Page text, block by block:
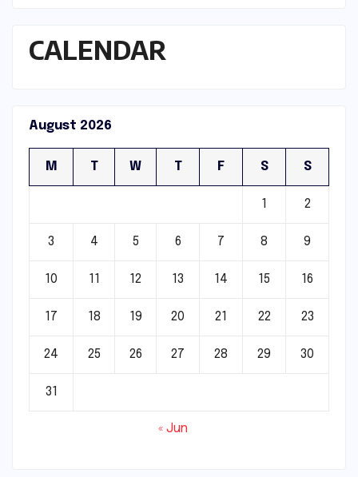
CALENDAR
August 2026
M T W T F S S
1 2
3 4 5 6 7 8 9
10 11 12 13 14 15 16
17 18 19 20 21 22 23
24 25 26 27 28 29 30
31
« Jun